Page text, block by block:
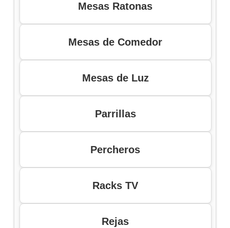
Mesas Ratonas
Mesas de Comedor
Mesas de Luz
Parrillas
Percheros
Racks TV
Rejas